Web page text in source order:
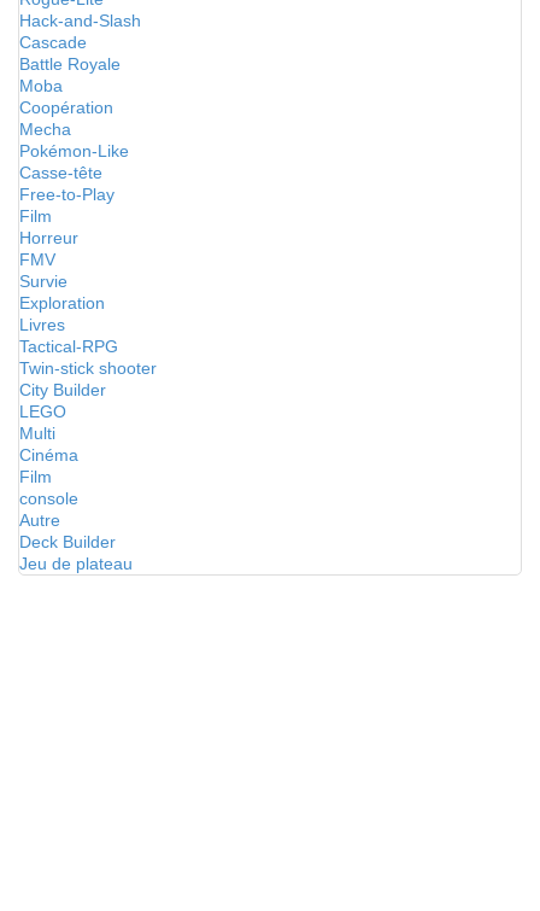
Hack-and-Slash
Cascade
Battle Royale
Moba
Coopération
Mecha
Pokémon-Like
Casse-tête
Free-to-Play
Film
Horreur
FMV
Survie
Exploration
Livres
Tactical-RPG
Twin-stick shooter
City Builder
LEGO
Multi
Cinéma
Film
console
Autre
Deck Builder
Jeu de plateau